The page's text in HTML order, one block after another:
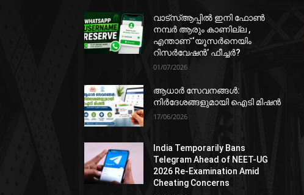
വാട്‌സ്ആപ്പിൽ ഇനി ഫോൺ
നമ്പർ ആരും കാണില്ല ,
എന്താണ് ‘യൂസർനെയിം
റിസർവേഷൻ’ ഫീച്ചർ?
01/07/2026
ആധാർ സേവനങ്ങൾ:
നിർദേശങ്ങളുമായി ഐടി മിഷൻ
17/06/2026
India Temporarily Bans
Telegram Ahead of NEET-UG
2026 Re-Examination Amid
Cheating Concerns